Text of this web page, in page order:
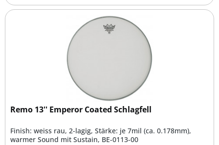
Remo 13'' Emperor Coated Schlagfell
Finish: weiss rau, 2-lagig, Stärke: je 7mil (ca. 0.178mm),
warmer Sound mit Sustain, BE-0113-00